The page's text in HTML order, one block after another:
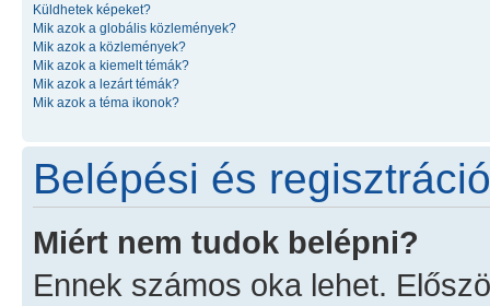
Küldhetek képeket?
Mik azok a globális közlemények?
Mik azok a közlemények?
Mik azok a kiemelt témák?
Mik azok a lezárt témák?
Mik azok a téma ikonok?
Belépési és
Miért nem tudok belépni?
Ennek számos oka lehet.